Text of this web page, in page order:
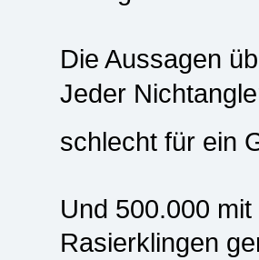
Die Aussagen
Jeder
schlecht für ein
Und 500.000
Rasierklingen